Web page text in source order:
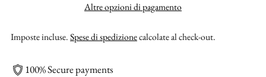
Altre opzioni di pagamento
Imposte incluse.Spese di spedizionecalcolate al check-out.
100% Secure payments